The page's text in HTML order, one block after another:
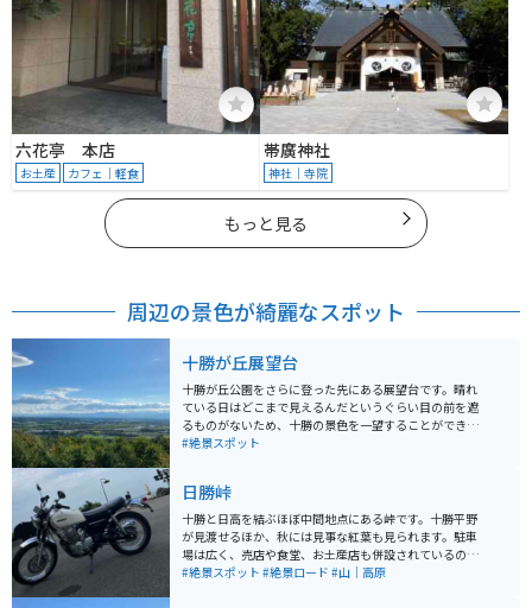
六花亭 本店
お土産 カフェ｜軽食
帯廣神社
神社｜寺院
もっと見る
周辺の景色が綺麗なスポット
十勝が丘展望台
十勝が丘公園をさらに登った先にある展望台です。晴れ
ている日はどこまで見えるんだというぐらい目の前を遮
るものがないため、十勝の景色を一望することができま
す。遠くに日高山脈が見えることもあり、十勝地方屈指
#絶景スポット
日勝峠
十勝と日高を結ぶほぼ中間地点にある峠です。十勝平野
が見渡せるほか、秋には見事な紅葉も見られます。駐車
場は広く、売店や食堂、お土産店も併設されているの
で、休憩や食事、買い物のついでに立ち寄ることもでき
#絶景スポット #絶景ロード #山｜高原